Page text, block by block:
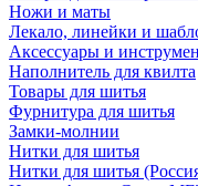
Ножи и маты
Лекало, линейки и
Аксессуары и
Наполнитель для квилта
Товары для шитья
Фурнитура для шитья
Замки-молнии
Нитки для шитья
Нитки для шитья